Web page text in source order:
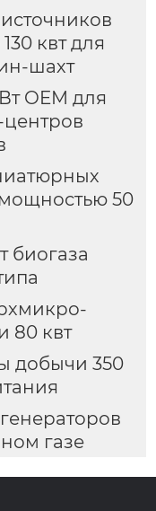
квт для
шахт
OEM для
50
биогаза
80 квт
добычи 350
газе